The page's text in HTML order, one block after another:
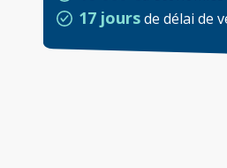
17 joursde délai de